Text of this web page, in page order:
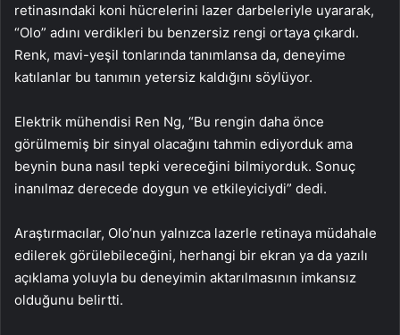
retinasındaki koni hücrelerini lazer darbeleriyle uyararak,
“Olo” adını verdikleri bu benzersiz rengi ortaya çıkardı.
Renk, mavi-yeşil tonlarında tanımlansa da, deneyime
katılanlar bu tanımın yetersiz kaldığını söylüyor.
Elektrik mühendisi Ren Ng, “Bu rengin daha önce
görülmemiş bir sinyal olacağını tahmin ediyorduk ama
beynin buna nasıl tepki vereceğini bilmiyorduk. Sonuç
inanılmaz derecede doygun ve etkileyiciydi” dedi.
Araştırmacılar, Olo’nun yalnızca lazerle retinaya müdahale
edilerek görülebileceğini, herhangi bir ekran ya da yazılı
açıklama yoluyla bu deneyimin aktarılmasının imkansız
olduğunu belirtti.